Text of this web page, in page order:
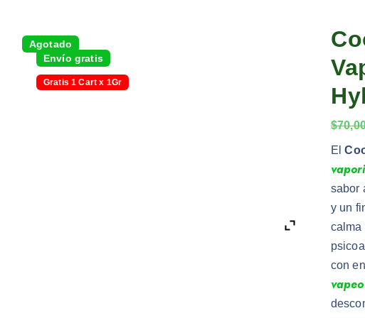
Envío gratis
Agotado
Gratis 1 Cart x 1Gr
$
El
sabor
y un
calma
con